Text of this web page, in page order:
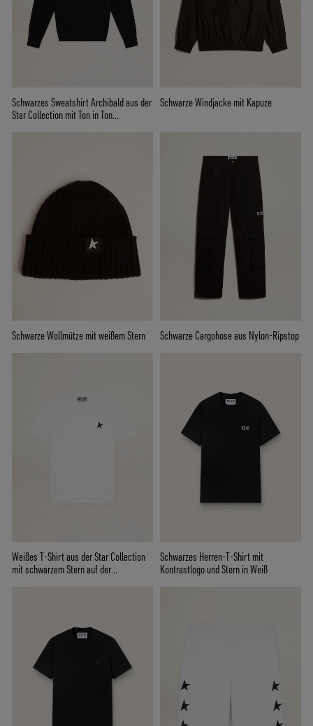
Schwarzes Sweatshirt Archibald aus der
Star Collection mit Ton in Ton
Schwarze Windjacke mit Kapuze
Schwarze Wollmütze mit weißem Stern Schwarze Cargohose aus Nylon-Ripstop
Weißes T-Shirt aus der Star Collection
mit schwarzem Stern auf der
Schwarzes Herren-T-Shirt mit
Kontrastlogo und Stern in Weiß